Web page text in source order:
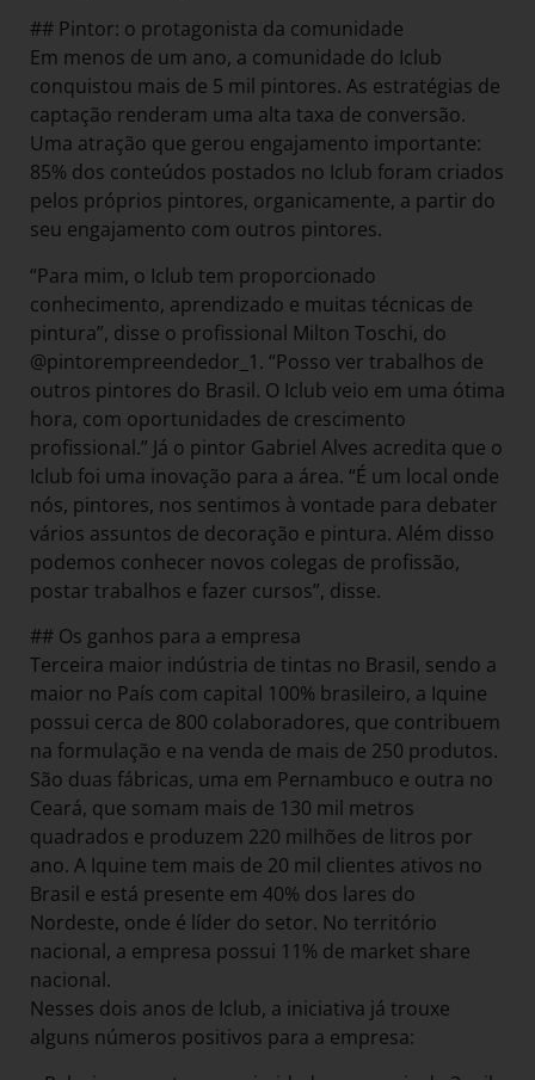
## Pintor: o protagonista da comunidade
Em menos de um ano, a comunidade do Iclub
conquistou mais de 5 mil pintores. As estratégias de
captação renderam uma alta taxa de conversão.
Uma atração que gerou engajamento importante:
85% dos conteúdos postados no Iclub foram criados
pelos próprios pintores, organicamente, a partir do
seu engajamento com outros pintores.
“Para mim, o Iclub tem proporcionado
conhecimento, aprendizado e muitas técnicas de
pintura”, disse o profissional Milton Toschi, do
@pintorempreendedor_1. “Posso ver trabalhos de
outros pintores do Brasil. O Iclub veio em uma ótima
hora, com oportunidades de crescimento
profissional.” Já o pintor Gabriel Alves acredita que o
Iclub foi uma inovação para a área. “É um local onde
nós, pintores, nos sentimos à vontade para debater
vários assuntos de decoração e pintura. Além disso
podemos conhecer novos colegas de profissão,
postar trabalhos e fazer cursos”, disse.
## Os ganhos para a empresa
Terceira maior indústria de tintas no Brasil, sendo a
maior no País com capital 100% brasileiro, a Iquine
possui cerca de 800 colaboradores, que contribuem
na formulação e na venda de mais de 250 produtos.
São duas fábricas, uma em Pernambuco e outra no
Ceará, que somam mais de 130 mil metros
quadrados e produzem 220 milhões de litros por
ano. A Iquine tem mais de 20 mil clientes ativos no
Brasil e está presente em 40% dos lares do
Nordeste, onde é líder do setor. No território
nacional, a empresa possui 11% de market share
nacional.
Nesses dois anos de Iclub, a iniciativa já trouxe
alguns números positivos para a empresa: